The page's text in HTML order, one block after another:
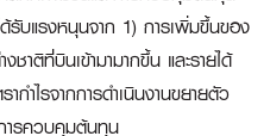
รับแรงหนุนจาก 1) การเพิ่มขึ้นของ
าติที่บินเข้ามามากขึ้น และรายได้
ำไรจากการดำเนินงานขยายตัว
ารควบคุมต้นทุน